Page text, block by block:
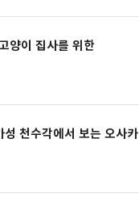
양이 집사를 위한
성 천수각에서 보는 오사카